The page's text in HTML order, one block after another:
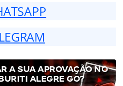
A SUA APROVAÇÃO NO
ALEGRE GO?